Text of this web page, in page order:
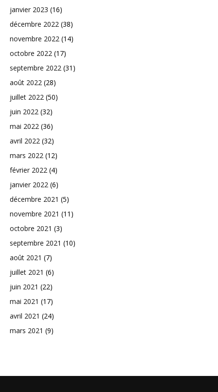
janvier 2023 (16)
décembre 2022 (38)
novembre 2022 (14)
octobre 2022 (17)
septembre 2022 (31)
août 2022 (28)
juillet 2022 (50)
juin 2022 (32)
mai 2022 (36)
avril 2022 (32)
mars 2022 (12)
février 2022 (4)
janvier 2022 (6)
décembre 2021 (5)
novembre 2021 (11)
octobre 2021 (3)
septembre 2021 (10)
août 2021 (7)
juillet 2021 (6)
juin 2021 (22)
mai 2021 (17)
avril 2021 (24)
mars 2021 (9)